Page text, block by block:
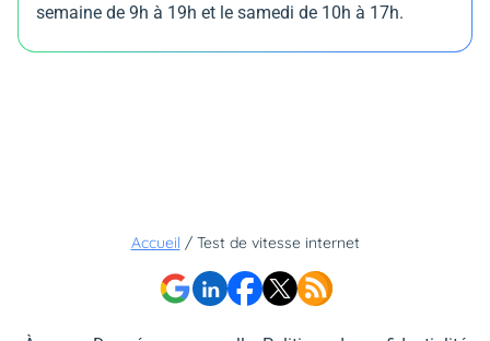
semaine de 9h à 19h et le samedi de 10h à 17h.
Accueil / Test de vitesse internet